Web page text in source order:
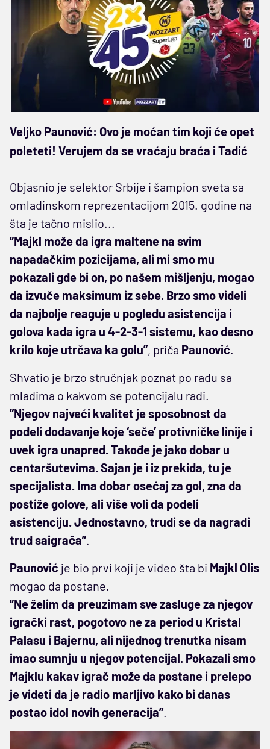
Veljko Paunović: Ovo je moćan tim koji će opet
poleteti! Verujem da se vraćaju braća i Tadić
Objasnio je selektor Srbije i šampion sveta sa
omladinskom reprezentacijom 2015. godine na
šta je tačno mislio...
”Majkl može da igra maltene na svim
napadačkim pozicijama, ali mi smo mu
pokazali gde bi on, po našem mišljenju, mogao
da izvuče maksimum iz sebe. Brzo smo videli
da najbolje reaguje u pogledu asistencija i
golova kada igra u 4-2-3-1 sistemu, kao desno
krilo koje utrčava ka golu”, priča Paunović.
Shvatio je brzo stručnjak poznat po radu sa
mladima o kakvom se potencijalu radi.
”Njegov najveći kvalitet je sposobnost da
podeli dodavanje koje ‘seče’ protivničke linije i
uvek igra unapred. Takođe je jako dobar u
centaršutevima. Sajan je i iz prekida, tu je
specijalista. Ima dobar osećaj za gol, zna da
postiže golove, ali više voli da podeli
asistenciju. Jednostavno, trudi se da nagradi
trud saigrača”.
Paunović je bio prvi koji je video šta bi Majkl Olis
mogao da postane.
”Ne želim da preuzimam sve zasluge za njegov
igrački rast, pogotovo ne za period u Kristal
Palasu i Bajernu, ali nijednog trenutka nisam
imao sumnju u njegov potencijal. Pokazali smo
Majklu kakav igrač može da postane i prelepo
je videti da je radio marljivo kako bi danas
postao idol novih generacija”.